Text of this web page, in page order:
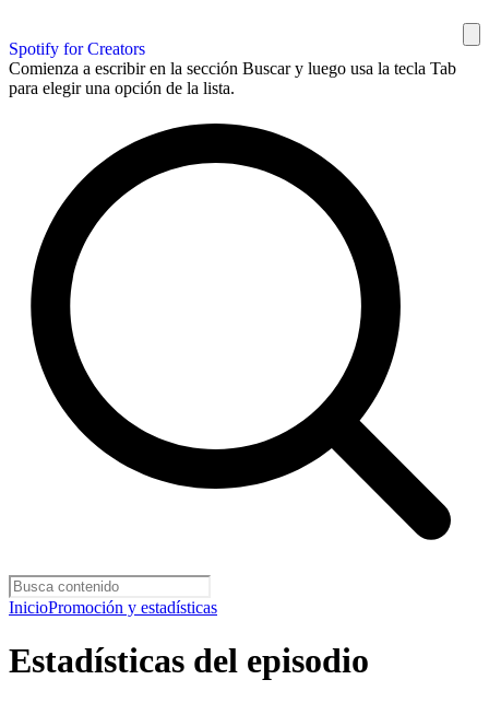
Spotify for Creators
Comienza a escribir en la sección Buscar y luego usa la tecla Tab
para elegir una opción de la lista.
InicioPromoción y estadísticas
Estadísticas del episodio